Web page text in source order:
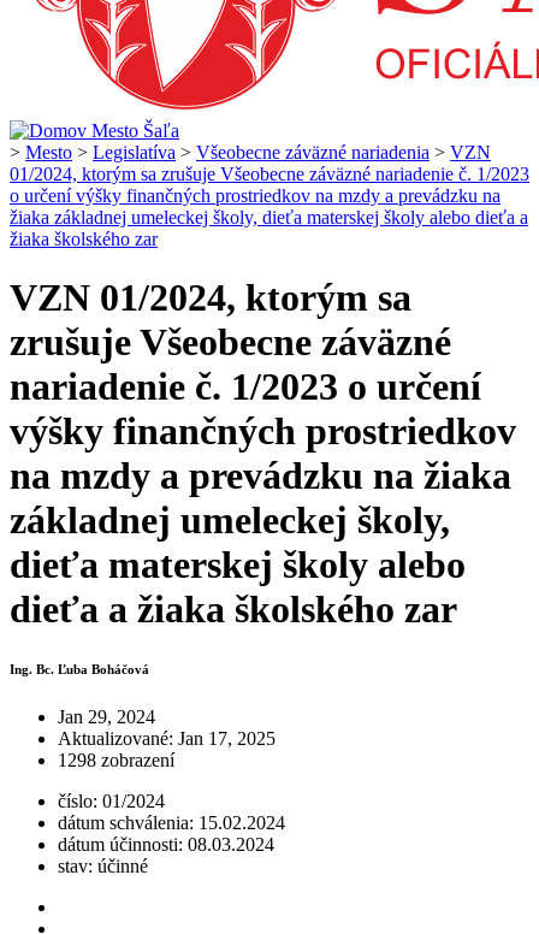
> Mesto > Legislatíva > Všeobecne záväzné nariadenia > VZN
01/2024, ktorým sa zrušuje Všeobecne záväzné nariadenie č. 1/2023
o určení výšky finančných prostriedkov na mzdy a prevádzku na
žiaka základnej umeleckej školy, dieťa materskej školy alebo dieťa a
žiaka školského zar
VZN 01/2024, ktorým sa
zrušuje Všeobecne záväzné
nariadenie č. 1/2023 o určení
výšky finančných prostriedkov
na mzdy a prevádzku na žiaka
základnej umeleckej školy,
dieťa materskej školy alebo
dieťa a žiaka školského zar
Ing. Bc. Ľuba Boháčová
Jan 29, 2024
Aktualizované: Jan 17, 2025
1298 zobrazení
číslo: 01/2024
dátum schválenia: 15.02.2024
dátum účinnosti: 08.03.2024
stav: účinné